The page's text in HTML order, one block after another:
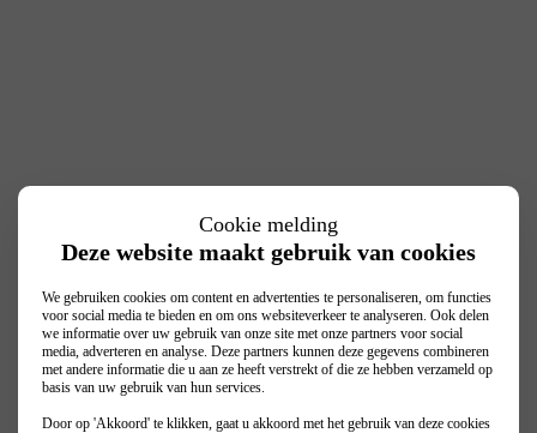
Cookie melding
Deze website maakt gebruik van cookies
We gebruiken cookies om content en advertenties te personaliseren, om functies
voor social media te bieden en om ons websiteverkeer te analyseren. Ook delen
we informatie over uw gebruik van onze site met onze partners voor social
media, adverteren en analyse. Deze partners kunnen deze gegevens combineren
met andere informatie die u aan ze heeft verstrekt of die ze hebben verzameld op
basis van uw gebruik van hun services.
Door op 'Akkoord' te klikken, gaat u akkoord met het gebruik van deze cookies